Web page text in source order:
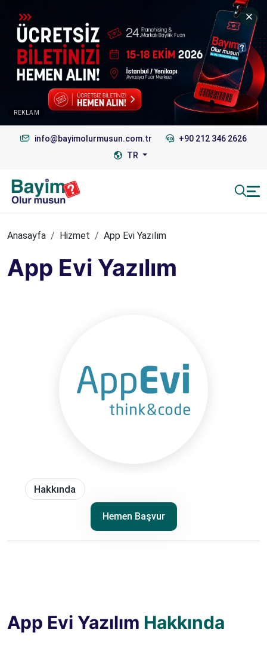
REKLAM
info@bayimolurmusun.com.tr
+90 212 346 2626
TR
Anasayfa Hizmet App Evi Yazılım
App Evi Yazılım
Hakkında
Hemen Başvur
App Evi Yazılım Hakkında